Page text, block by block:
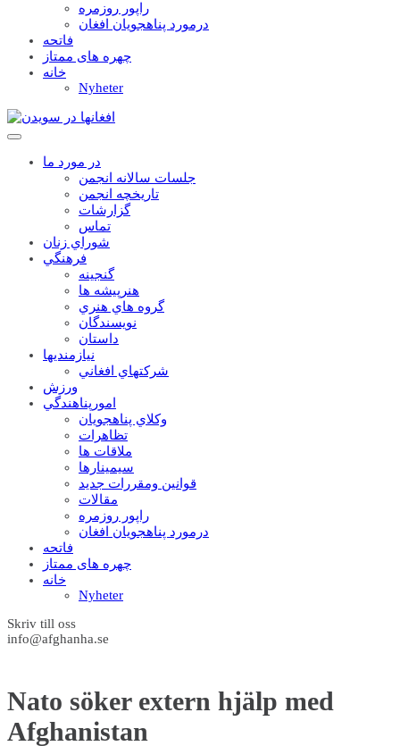
راپور روزمره
درمورد پناهجويان افغان
فاتحه
چهره های ممتاز
خانه
Nyheter
در مورد ما
جلسات سالانه انجمن
تاریخچه انجمن
گزارشات
تماس
شوراي زنان
فرهنگي
گنجينه
هنرپيشه ها
گروه هاي هنري
نويسندگان
داستان
نيازمنديها
شرکتهاي افغاني
ورزش
امورپناهندگي
وکلاي پناهجويان
تظاهرات
ملاقات ها
سيمينارها
قوانين ومقررات جديد
مقالات
راپور روزمره
درمورد پناهجويان افغان
فاتحه
چهره های ممتاز
خانه
Nyheter
Skriv till oss
info@afghanha.se
Nato söker extern hjälp med
Afghanistan